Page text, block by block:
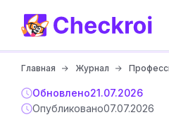
Главная Журнал
Обновлено21.07.2026
Опубликовано07.07.2026